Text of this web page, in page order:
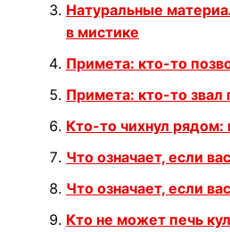
Натуральные
в мистике
Примета: кто-то
Примета: кто-то звал
Кто-то чихнул рядом:
Что означает, если
Что означает, если
Кто не может печь